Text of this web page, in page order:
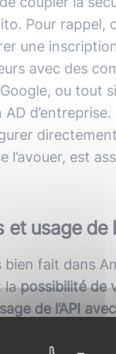
Pour rappel,
une
avec des
ou tout
d’entreprise.
l’avouer, est
usage de
bien fait dans
lapossibilité de
de l’API
ce qui se passe